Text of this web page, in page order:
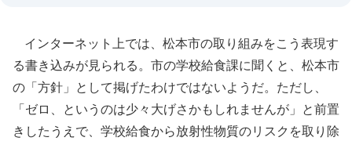
インターネット上では、松本市の取り組みをこう表現す
る書き込みが見られる。市の学校給食課に聞くと、松本市
の「方針」として掲げたわけではないようだ。ただし、
「ゼロ、というのは少々大げさかもしれませんが」と前置
きしたうえで、学校給食から放射性物質のリスクを取り除